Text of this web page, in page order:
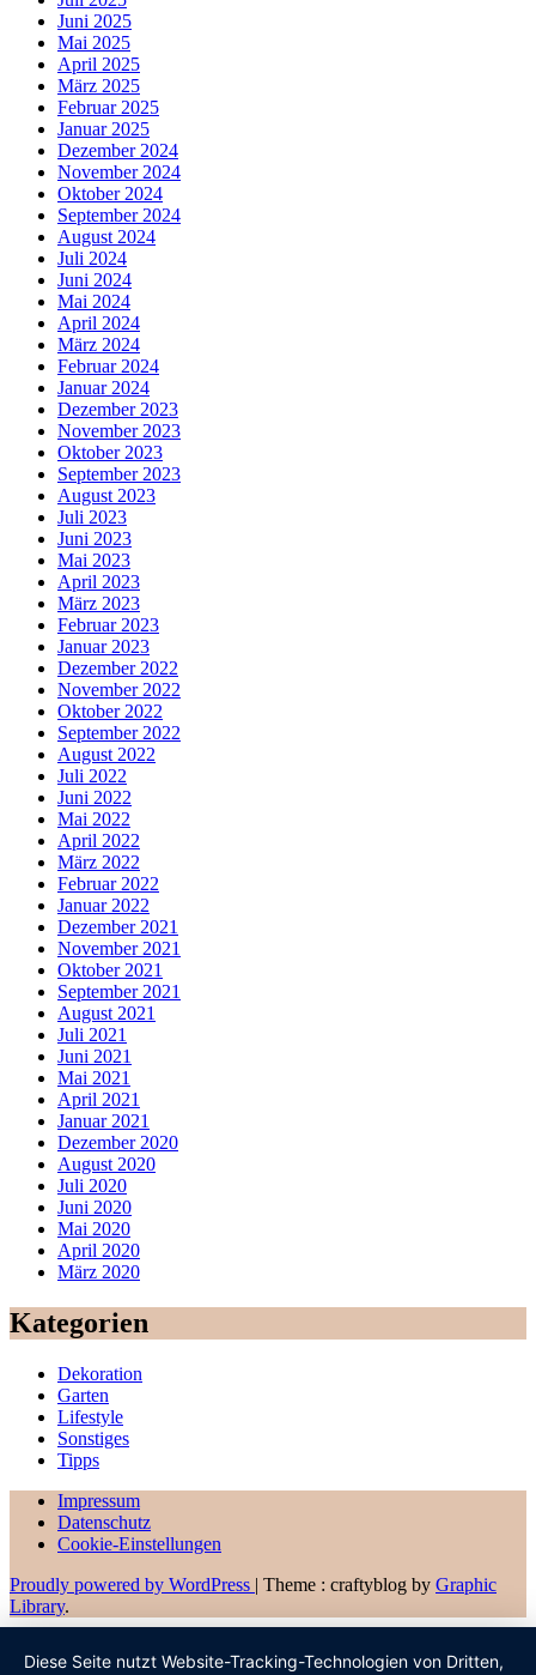
Juni 2025
Mai 2025
April 2025
März 2025
Februar 2025
Januar 2025
Dezember 2024
November 2024
Oktober 2024
September 2024
August 2024
Juli 2024
Juni 2024
Mai 2024
April 2024
März 2024
Februar 2024
Januar 2024
Dezember 2023
November 2023
Oktober 2023
September 2023
August 2023
Juli 2023
Juni 2023
Mai 2023
April 2023
März 2023
Februar 2023
Januar 2023
Dezember 2022
November 2022
Oktober 2022
September 2022
August 2022
Juli 2022
Juni 2022
Mai 2022
April 2022
März 2022
Februar 2022
Januar 2022
Dezember 2021
November 2021
Oktober 2021
September 2021
August 2021
Juli 2021
Juni 2021
Mai 2021
April 2021
Januar 2021
Dezember 2020
August 2020
Juli 2020
Juni 2020
Mai 2020
April 2020
März 2020
Kategorien
Dekoration
Garten
Lifestyle
Sonstiges
Tipps
Impressum
Datenschutz
Cookie-Einstellungen
Proudly powered by WordPress | Theme : craftyblog by Graphic
Library.
Diese Seite nutzt Website-Tracking-Technologien von Dritten,